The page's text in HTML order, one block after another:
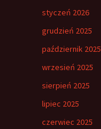
styczeń 2026
grudzień 2025
październik 2025
wrzesień 2025
sierpień 2025
lipiec 2025
czerwiec 2025